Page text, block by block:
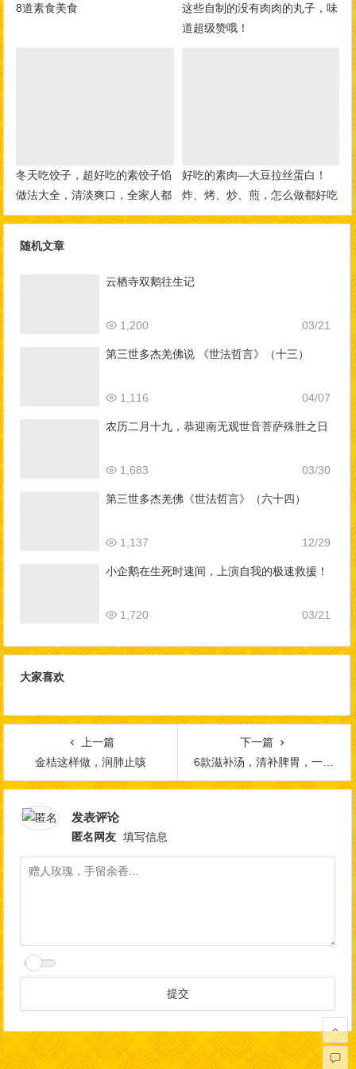
8道素食美食
这些自制的没有肉肉的丸子，味
道超级赞哦！
冬天吃饺子，超好吃的素饺子馅
做法大全，清淡爽口，全家人都
爱吃！
好吃的素肉—大豆拉丝蛋白！
炸、烤、炒、煎，怎么做都好吃
随机文章
云栖寺双鹅往生记
03/21
1,200
第三世多杰羌佛说 《世法哲言》（十三）
04/07
1,116
农历二月十九，恭迎南无观世音菩萨殊胜之日
03/30
1,683
第三世多杰羌佛《世法哲言》（六十四）
12/29
1,137
小企鹅在生死时速间，上演自我的极速救援！
03/21
1,720
大家喜欢
上一篇
金桔这样做，润肺止咳
下一篇
6款滋补汤，清补脾胃，一身舒畅，快试试~
发表评论
匿名网友 填写信息